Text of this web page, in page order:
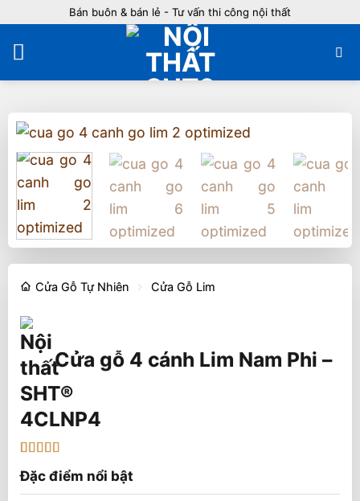
nội
dung
Bán buôn & bán lẻ - Tư vấn thi công nội thất
Cửa Gỗ Tự Nhiên Cửa Gỗ Lim
Cửa gỗ 4 cánh Lim Nam Phi –
4CLNP4
trên 5 dựa
trênđánh
giá
Đặc điểm nổi bật